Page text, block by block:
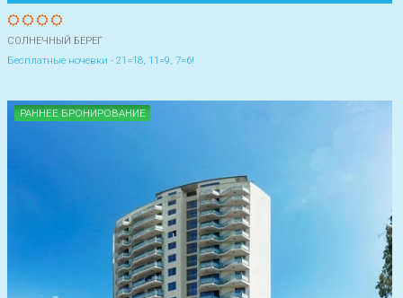
СОЛНЕЧНЫЙ БЕРЕГ
Бесплатные ночевки - 21=18, 11=9, 7=6!
РАННЕЕ БРОНИРОВАНИЕ